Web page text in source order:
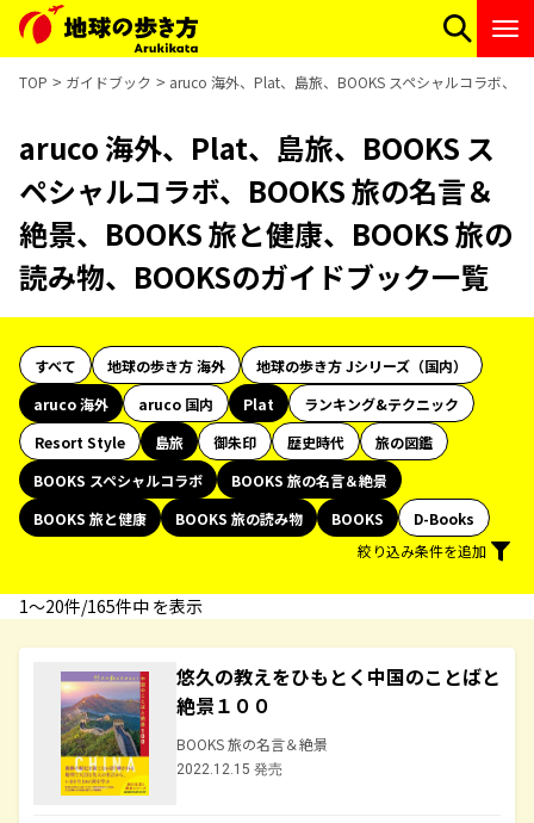
TOP ガイドブック aruco 海外、Plat、島旅、BOOKS スペシャルコラボ、
aruco 海外、Plat、島旅、BOOKS ス
ペシャルコラボ、BOOKS 旅の名言＆
絶景、BOOKS 旅と健康、BOOKS 旅の
読み物、BOOKSのガイドブック一覧
すべて 地球の歩き方 海外
地球の歩き方 Jシリーズ（国内）
aruco 海外
aruco 国内 Plat
ランキング&テクニック
Resort Style
島旅 御朱印 歴史時代
旅の図鑑
BOOKS スペシャルコラボ
BOOKS 旅の名言＆絶景
BOOKS 旅と健康
BOOKS 旅の読み物 BOOKS
D-Books
絞り込み条件を追加
1〜20件/165件中 を表示
悠久の教えをひもとく中国のことばと
絶景１００
BOOKS 旅の名言＆絶景
2022.12.15 発売